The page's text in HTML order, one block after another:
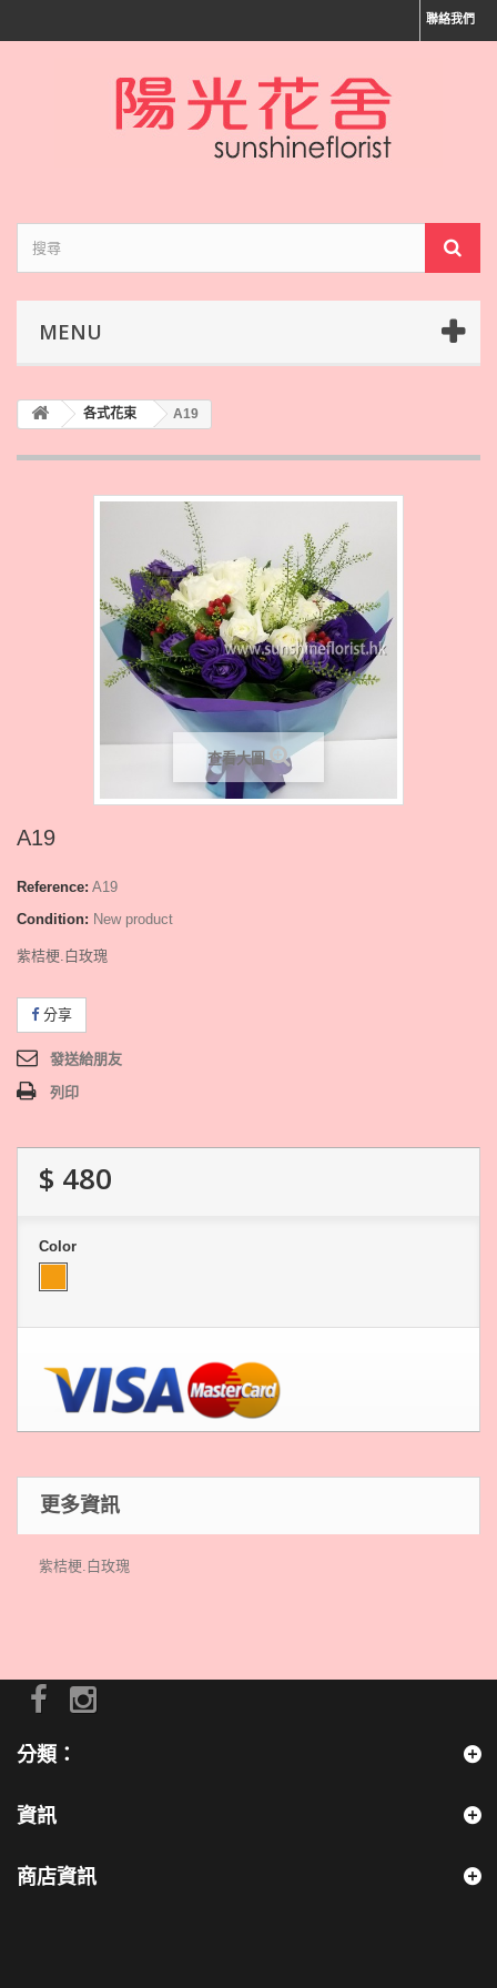
聯絡我們
MENU
各式花束 A19
查看大圖
A19
Reference: A19
Condition: New product
紫桔梗.白玫瑰
分享
發送給朋友
列印
$ 480
Color
更多資訊
紫桔梗.白玫瑰
分類：
資訊
商店資訊